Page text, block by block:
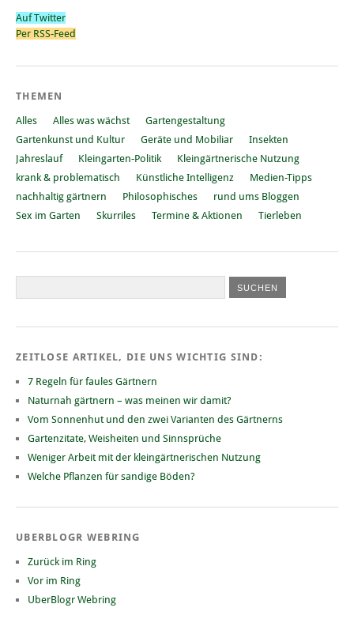
Auf Twitter
Per RSS-Feed
THEMEN
Alles Alles was wächst
Gartengestaltung
Gartenkunst und Kultur
Geräte und Mobiliar
Insekten
Jahreslauf
Kleingarten-Politik
Kleingärtnerische Nutzung
krank & problematisch
Künstliche Intelligenz
Medien-Tipps
nachhaltig gärtnern
Philosophisches
rund ums Bloggen
Sex im Garten
Skurriles Termine & Aktionen Tierleben
ZEITLOSE ARTIKEL, DIE UNS WICHTIG SIND:
7 Regeln für faules Gärtnern
Naturnah gärtnern – was meinen wir damit?
Vom Sonnenhut und den zwei Varianten des Gärtnerns
Gartenzitate, Weisheiten und Sinnsprüche
Weniger Arbeit mit der kleingärtnerischen Nutzung
Welche Pflanzen für sandige Böden?
UBERBLOGR WEBRING
Zurück im Ring
Vor im Ring
UberBlogr Webring